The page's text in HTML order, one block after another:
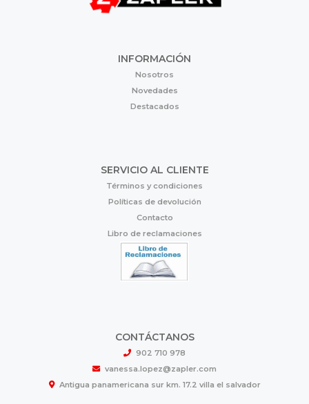
INFORMACIÓN
Nosotros
Novedades
Destacados
SERVICIO AL CLIENTE
Términos y condiciones
Políticas de devolución
Contacto
Libro de reclamaciones
CONTÁCTANOS
902 710 978
vanessa.lopez@zapler.com
Antigua panamericana sur km. 17.2 villa el salvador